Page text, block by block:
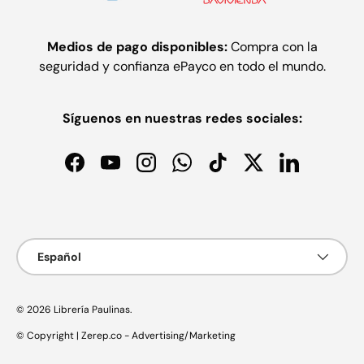
Medios de pago disponibles:Compra con la
seguridad y confianza ePayco en todo el mundo.
Síguenos en nuestras redes sociales:
FacebookYouTubeInstagramWhatsAppTikTokTwitterLinkedIn
Idioma
Español
© 2026 Librería Paulinas.
© Copyright | Zerep.co - Advertising/Marketing